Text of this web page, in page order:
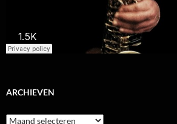
ARCHIEVEN
Archieven